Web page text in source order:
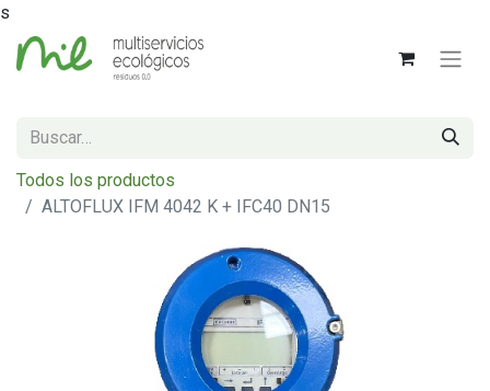
s
Todos los productos
ALTOFLUX IFM 4042 K + IFC40 DN15